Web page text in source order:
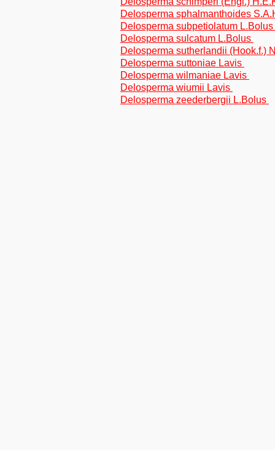
Delosperma sphalmanthoides
Delosperma subpetiolatum L.Bolus
Delosperma sulcatum L.Bolus
Delosperma sutherlandii (Hook.f.)
Delosperma suttoniae Lavis
Delosperma wilmaniae Lavis
Delosperma wiumii Lavis
Delosperma zeederbergii L.Bolus